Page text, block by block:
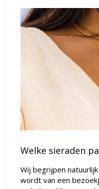
Welke sieraden
Wij begrijpen
wordt van een